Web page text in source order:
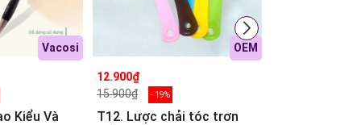
Vacosi
Kiểu Và
OEM
12.900₫
15.900₫
- 19%
T12. Lược chải tóc trơn